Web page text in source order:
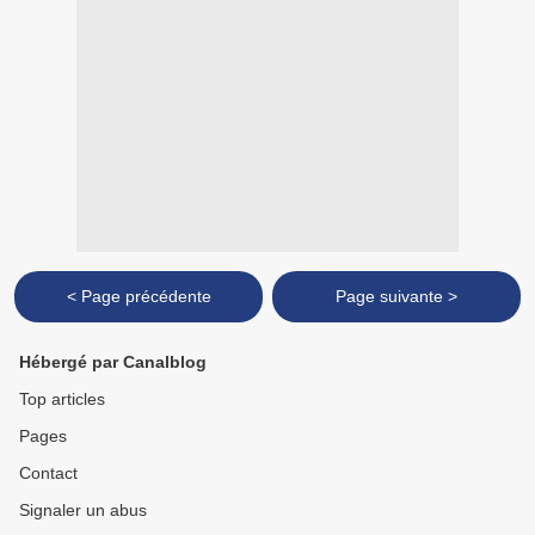
< Page précédente Page suivante >
Hébergé par Canalblog
Top articles
Pages
Contact
Signaler un abus